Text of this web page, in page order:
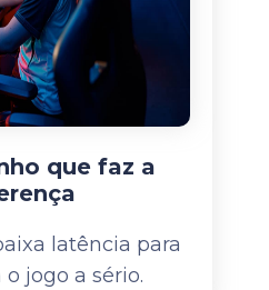
que faz a
latência para
jogo a sério.